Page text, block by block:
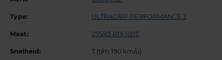
Type: ULTRAGRIP PERFORMANCE 3
Maat: 255/45 R19 100T
Snelheid: T (t/m 190 km/u)